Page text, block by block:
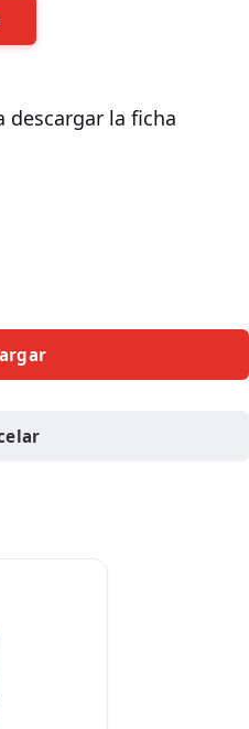
descargar la ficha